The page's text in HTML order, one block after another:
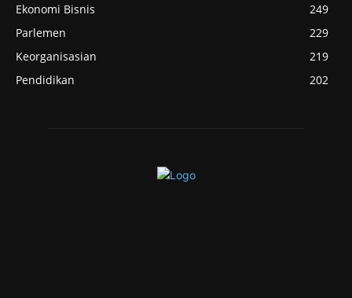
Ekonomi Bisnis
249
Parlemen
229
Keorganisasian
219
Pendidikan
202